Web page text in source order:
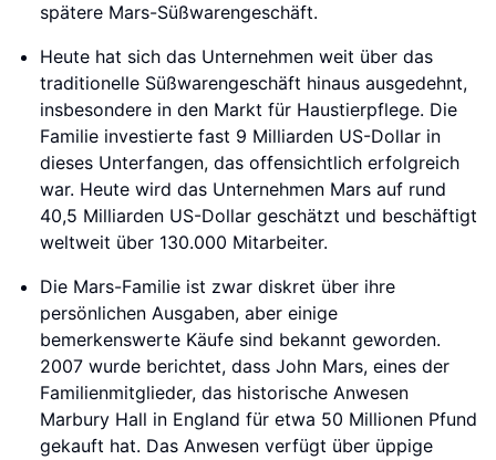
spätere Mars-Süßwarengeschäft.
Heute hat sich das Unternehmen weit über das
traditionelle Süßwarengeschäft hinaus ausgedehnt,
insbesondere in den Markt für Haustierpflege. Die
Familie investierte fast 9 Milliarden US-Dollar in
dieses Unterfangen, das offensichtlich erfolgreich
war. Heute wird das Unternehmen Mars auf rund
40,5 Milliarden US-Dollar geschätzt und beschäftigt
weltweit über 130.000 Mitarbeiter.
Die Mars-Familie ist zwar diskret über ihre
persönlichen Ausgaben, aber einige
bemerkenswerte Käufe sind bekannt geworden.
2007 wurde berichtet, dass John Mars, eines der
Familienmitglieder, das historische Anwesen
Marbury Hall in England für etwa 50 Millionen Pfund
gekauft hat. Das Anwesen verfügt über üppige